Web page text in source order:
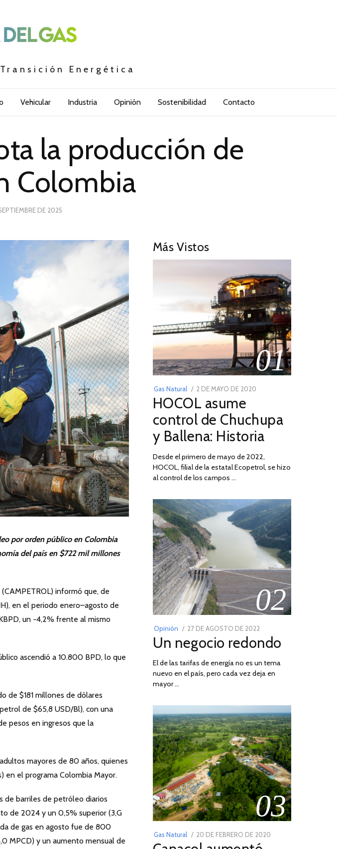
Energética
Vehicular Industria Opinión Sostenibilidad Contacto
la producción de
Colombia
DE 2025
DE
2025
por orden público en Colombia
del país en $722 mil millones
informó que, de
en el periodo enero–agosto de
un −4,2% frente al mismo
ascendió a 10.800 BPD, lo que
de $181 millones de dólares
de $65,8 USD/Bl), con una
pesos en ingresos que la
mayores de 80 años, quienes
en el programa Colombia Mayor.
de barriles de petróleo diarios
de 2024 y un 0,5% superior (3,G
de gas en agosto fue de 800
MPCD) y un aumento mensual de
Más Vistos
01
Gas Natural
POSTED
ON
2 DE MAYO DE 2020
DE
2026
HOCOL asume
control de Chuchupa
y Ballena: Historia
Desde el primero de mayo de 2022,
HOCOL, filial de la estatal Ecopetrol, se hizo
al control de los campos …
02
Opinión
POSTED
ON
27 DE AGOSTO DE 2022
DE
DE
2022
Un negocio redondo
El de las tarifas de energía no es un tema
nuevo en el país, pero cada vez deja en
mayor …
03
Gas Natural
POSTED
ON
20 DE FEBRERO DE 2020